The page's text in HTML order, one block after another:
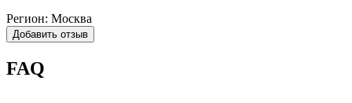
Регион: Москва
Добавить отзыв
FAQ